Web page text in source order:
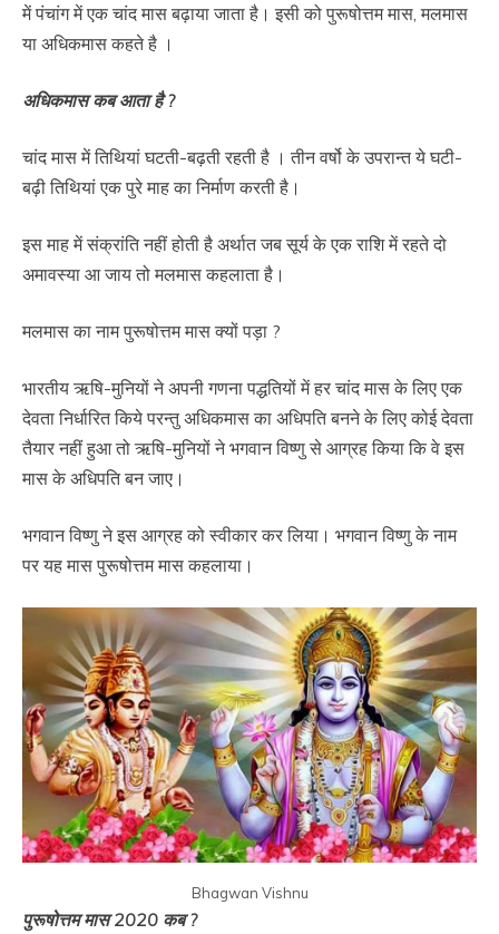
में पंचांग में एक चांद मास बढ़ाया जाता है। इसी को पुरूषोत्तम मास, मलमास
या अधिकमास कहते है ।
अधिकमास कब आता है ?
चांद मास में तिथियां घटती-बढ़ती रहती है । तीन वर्षो के उपरान्त ये घटी-
बढ़ी तिथियां एक पुरे माह का निर्माण करती है।
इस माह में संक्रांति नहीं होती है अर्थात जब सूर्य के एक राशि में रहते दो
अमावस्या आ जाय तो मलमास कहलाता है।
मलमास का नाम पुरूषोत्तम मास क्यों पड़ा ?
भारतीय ऋषि-मुनियों ने अपनी गणना पद्धतियों में हर चांद मास के लिए एक
देवता निर्धारित किये परन्तु अधिकमास का अधिपति बनने के लिए कोई देवता
तैयार नहीं हुआ तो ऋषि-मुनियों ने भगवान विष्णु से आग्रह किया कि वे इस
मास के अधिपति बन जाए।
भगवान विष्णु ने इस आग्रह को स्वीकार कर लिया। भगवान विष्णु के नाम
पर यह मास पुरूषोत्तम मास कहलाया।
Bhagwan Vishnu
पुरूषोत्तम मास 2020 कब ?